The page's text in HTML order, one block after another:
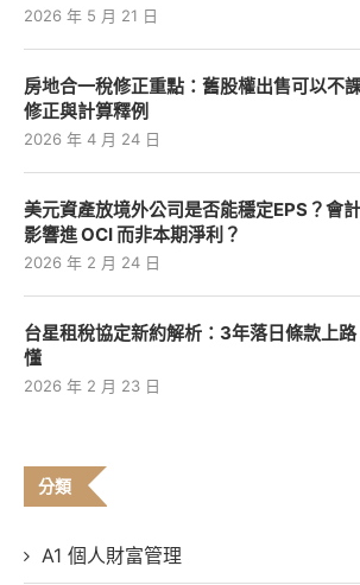
2026 年 5 月 21 日
房地合一稅修正重點：舊股權出售可以不
修正與計算釋例
2026 年 4 月 24 日
美元資產放境外公司是否能穩定EPS？會
影響進 OCI 而非本期淨利？
2026 年 2 月 24 日
台星租稅協定新約解析：3年落日條款上
懂
2026 年 2 月 23 日
分類
A1 個人財富管理